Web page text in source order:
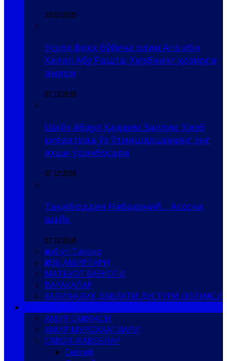
23.03.2025
Усули фиқҳ бўйича олим Ато ибн
Халил Абу Рашта: Ҳизбнинг ҳозирги
амири
07.12.2016
Шайх Абдул Қаддим Заллум: Ҳизб
қиёдатида ўз ўтмишдошининг энг
яхши ўринбосари
07.12.2016
Тақийюддин Набаҳоний… Асосчи
шайх
07.12.2016
Ҳизб ут-Таҳрир
ҲИЗБ АМИРЛАРИ
МАТБУОТ БАЁНОТИ
ВАРАҚАЛАР
ХАЛИФАЛИК ДАВЛАТИ ДУСТУРИ ЛОЙИҲАСИ
АМИР САҲИФАСИ
АМИР МУРОЖААТЛАРИ
САВОЛ-ЖАВОБЛАР
Сиёсий